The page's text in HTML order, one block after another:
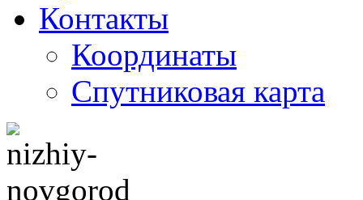
Контакты
Координаты
Спутниковая карта